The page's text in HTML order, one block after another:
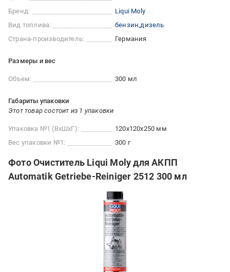
Бренд:
Liqui Moly
Вид топлива:
бензин дизель
Страна-производитель:
Германия
Размеры и вес
Объем: 300 мл
Габариты упаковки
Этот товар состоит из 1 упаковки
Упаковка №1 (ВхШхГ):
120x120x250 мм
Вес упаковки №1:
300 г
Фото Очиститель Liqui Moly для АКПП
Automatik Getriebe-Reiniger 2512 300 мл